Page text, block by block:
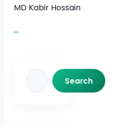
MD Kabir Hossain
...
Search
Search